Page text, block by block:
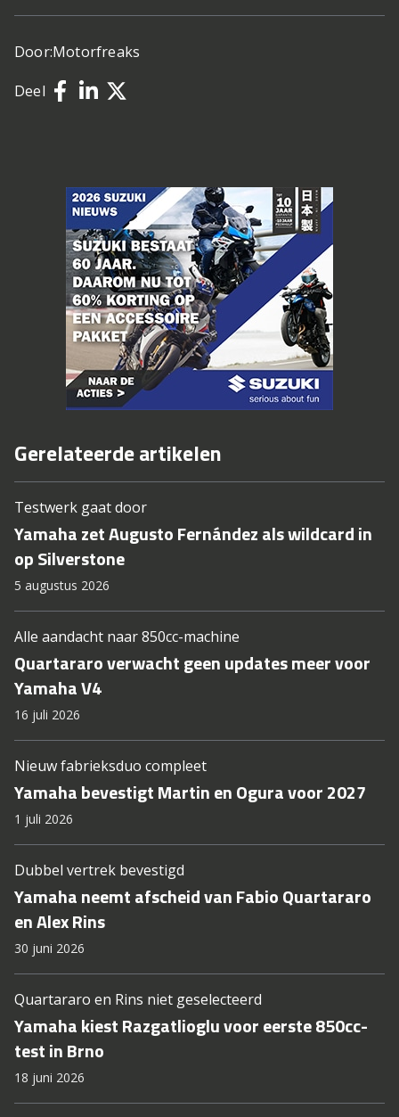
Door:Motorfreaks
Deel
Gerelateerde artikelen
Testwerk gaat door
Yamaha zet Augusto Fernández als wildcard in
op Silverstone
5 augustus 2026
Alle aandacht naar 850cc-machine
Quartararo verwacht geen updates meer voor
Yamaha V4
16 juli 2026
Nieuw fabrieksduo compleet
Yamaha bevestigt Martin en Ogura voor 2027
1 juli 2026
Dubbel vertrek bevestigd
Yamaha neemt afscheid van Fabio Quartararo
en Alex Rins
30 juni 2026
Quartararo en Rins niet geselecteerd
Yamaha kiest Razgatlioglu voor eerste 850cc-
test in Brno
18 juni 2026